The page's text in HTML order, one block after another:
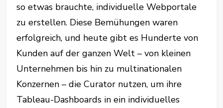
so etwas brauchte, individuelle Webportale
zu erstellen. Diese Bemühungen waren
erfolgreich, und heute gibt es Hunderte von
Kunden auf der ganzen Welt – von kleinen
Unternehmen bis hin zu multinationalen
Konzernen – die Curator nutzen, um ihre
Tableau-Dashboards in ein individuelles